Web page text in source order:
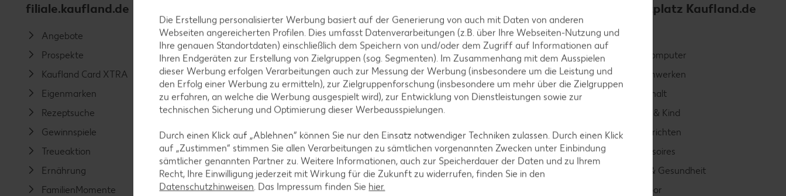
filiale.kaufland.de
Angebote
Prospekte
Kaufland Card XTRA
Eigenmarken
Rezeptsuche
Gewinnspiele
Treueaktion
Ernährung
FamilienMomente
Kaufland-App
Kaufland-Newsletter
Messenger-Services
Social Media
Kaufland Services
Produktinformationen
Services an unseren Kassen
E-Ladestationen
Paketstationen
Unsere Werte
Compliance
Unsere Verantwortung
Stellenangebote
Arbeitgeber Kaufland
Auszeichnungen
Presse
Online-Marktplatz Kaufland.de
Alle Deals
Elektronik & Computer
Garten & Heimwerken
Küche & Haushalt
Alles für Baby & Kind
Wohnen & Einrichten
Mode & Accessoires
Körperpflege & Gesundheit
Sport & Outdoor
Die Erstellung personalisierter Werbung basiert auf der Generierung von auch mit Daten von anderen
Webseiten angereicherten Profilen. Dies umfasst Datenverarbeitungen (z.B. über Ihre Webseiten-Nutzung und
Ihre genauen Standortdaten) einschließlich dem Speichern von und/oder dem Zugriff auf Informationen auf
Ihren Endgeräten zur Erstellung von Zielgruppen (sog. Segmenten). Im Zusammenhang mit dem Ausspielen
dieser Werbung erfolgen Verarbeitungen auch zur Messung der Werbung (insbesondere um die Leistung und
den Erfolg einer Werbung zu ermitteln), zur Zielgruppenforschung (insbesondere um mehr über die Zielgruppen
zu erfahren, an welche die Werbung ausgespielt wird), zur Entwicklung von Dienstleistungen sowie zur
technischen Sicherung und Optimierung dieser Werbeausspielungen.
Durch einen Klick auf „Ablehnen“ können Sie nur den Einsatz notwendiger Techniken zulassen. Durch einen Klick
auf „Zustimmen“ stimmen Sie allen Verarbeitungen zu sämtlichen vorgenannten Zwecken unter Einbindung
sämtlicher genannten Partner zu. Weitere Informationen, auch zur Speicherdauer der Daten und zu Ihrem
Recht, Ihre Einwilligung jederzeit mit Wirkung für die Zukunft zu widerrufen, finden Sie in den
Datenschutzhinweisen. Das Impressum finden Sie hier.